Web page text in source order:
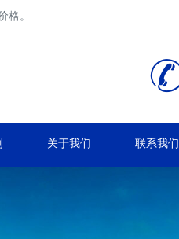
。
关于我们 联系我们